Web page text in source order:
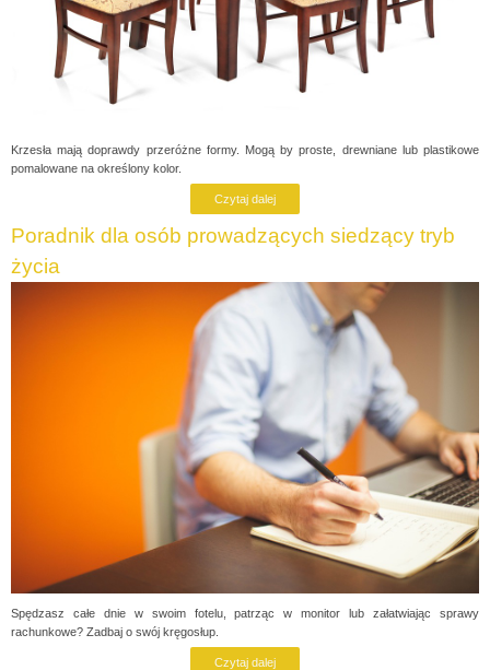
Krzesła mają doprawdy przeróżne formy. Mogą by proste, drewniane lub plastikowe
pomalowane na określony kolor.
Czytaj dalej
Poradnik dla osób prowadzących siedzący tryb
życia
Spędzasz całe dnie w swoim fotelu, patrząc w monitor lub załatwiając sprawy
rachunkowe? Zadbaj o swój kręgosłup.
Czytaj dalej